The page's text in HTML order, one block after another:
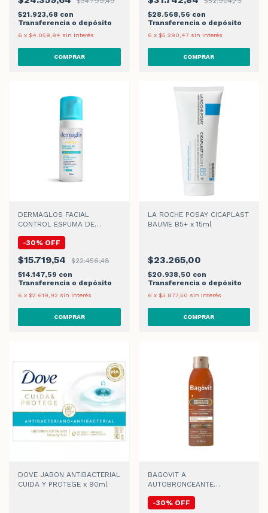
$21.923,68 con
Transferencia o depósito
6 x $4.059,94 sin interés
$28.568,56 con
Transferencia o depósito
6 x $5.290,47 sin interés
DERMAGLOS FACIAL
CONTROL ESPUMA DE
-30% OFF
$15.719,54
$22.456,48
$14.147,59 con
Transferencia o depósito
6 x $2.619,92 sin interés
LA ROCHE POSAY CICAPLAST
BAUME B5+ x 15ml
$23.265,00
$20.938,50 con
Transferencia o depósito
6 x $3.877,50 sin interés
DOVE JABON ANTIBACTERIAL
CUIDA Y PROTEGE x 90ml
BAGOVIT A
AUTOBRONCEANTE
-30% OFF